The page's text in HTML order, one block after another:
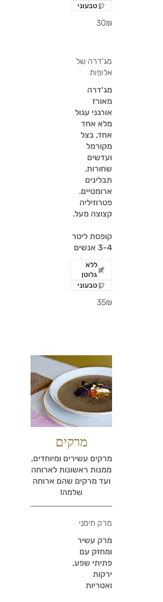
‏30 ‏₪
טבעוני
מג'דרה של
אלופות
מג'דרה
מאורז
אורגני עגול
מלא אחד
אחד, בצל
מקורמל
ועדשים
שחורות.
תבלינים
ארומטיים.
פטרוזיליה
קופסת ליטר
3-4 אנשים
‏35 ‏₪
ללא
גלוטן
טבעוני
מרקים
מרקים עשירים ומיוחדים,
ממנות ראשונות לארוחה
ועד מרקים שהם ארוחה
שלמה!
מרק תימני
מרק עשיר
ומחזק עם
פתיתי שפע,
ירקות